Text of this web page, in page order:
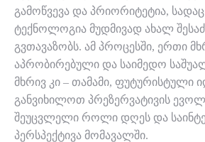
გამოწვევა და პრიორიტეტია,
ტექნოლოგია მუდმივად ახალ
გვთავაზობს. ამ პროცესში, ერთი
აპრობირებული და საიმედო
მხრივ კი – თამამი, ფუტურისტული
განვიხილოთ პრეზერვატივის
შეუცვლელი როლი დღეს და
პერსპექტივა მომავალში.